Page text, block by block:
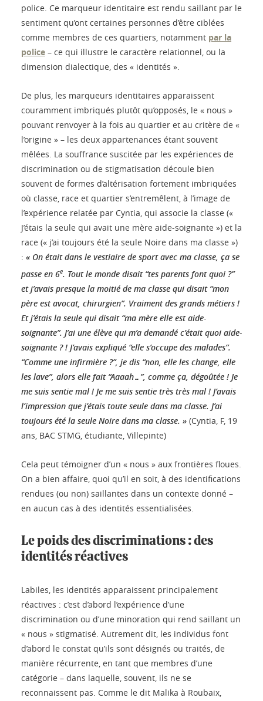
police. Ce marqueur identitaire est rendu saillant par le
sentiment qu’ont certaines personnes d’être ciblées
comme membres de ces quartiers, notamment par la
police – ce qui illustre le caractère relationnel, ou la
dimension dialectique, des « identités ».
De plus, les marqueurs identitaires apparaissent
couramment imbriqués plutôt qu’opposés, le « nous »
pouvant renvoyer à la fois au quartier et au critère de «
l’origine » – les deux appartenances étant souvent
mêlées. La souffrance suscitée par les expériences de
discrimination ou de stigmatisation découle bien
souvent de formes d’altérisation fortement imbriquées
où classe, race et quartier s’entremêlent, à l’image de
l’expérience relatée par Cyntia, qui associe la classe («
J’étais la seule qui avait une mère aide-soignante ») et la
race (« j’ai toujours été la seule Noire dans ma classe »)
: « On était dans le vestiaire de sport avec ma classe, ça se
passe en 6e. Tout le monde disait “tes parents font quoi ?”
et j’avais presque la moitié de ma classe qui disait “mon
père est avocat, chirurgien”. Vraiment des grands métiers !
Et j’étais la seule qui disait “ma mère elle est aide-
soignante”. J’ai une élève qui m’a demandé c’était quoi aide-
soignante ? ! J’avais expliqué “elle s’occupe des malades”.
“Comme une infirmière ?”, je dis “non, elle les change, elle
les lave”, alors elle fait “Aaaah…”, comme ça, dégoûtée ! Je
me suis sentie mal ! Je me suis sentie très très mal ! J’avais
l’impression que j’étais toute seule dans ma classe. J’ai
toujours été la seule Noire dans ma classe. » (Cyntia, F, 19
ans, BAC STMG, étudiante, Villepinte)
Cela peut témoigner d’un « nous » aux frontières floues.
On a bien affaire, quoi qu’il en soit, à des identifications
rendues (ou non) saillantes dans un contexte donné –
en aucun cas à des identités essentialisées.
Le poids des discriminations : des
identités réactives
Labiles, les identités apparaissent principalement
réactives : c’est d’abord l’expérience d’une
discrimination ou d’une minoration qui rend saillant un
« nous » stigmatisé. Autrement dit, les individus font
d’abord le constat qu’ils sont désignés ou traités, de
manière récurrente, en tant que membres d’une
catégorie – dans laquelle, souvent, ils ne se
reconnaissent pas. Comme le dit Malika à Roubaix,